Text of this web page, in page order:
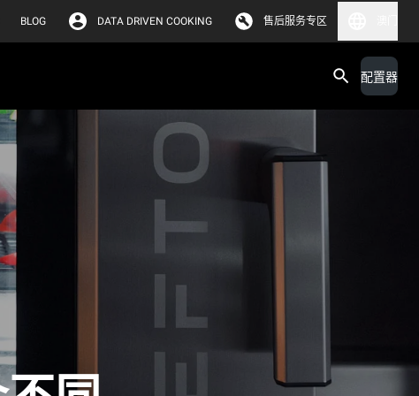
BLOG DATA DRIVEN COOKING 售后服务专区
配置器